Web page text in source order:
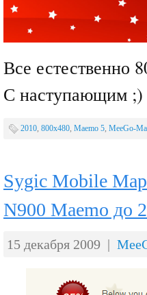
Все естественно
С наступающим ;)
2010, 800x480, Maemo 5, MeeGo-
Sygic Mobile
N900 Maemo до
15 декабря 2009 |